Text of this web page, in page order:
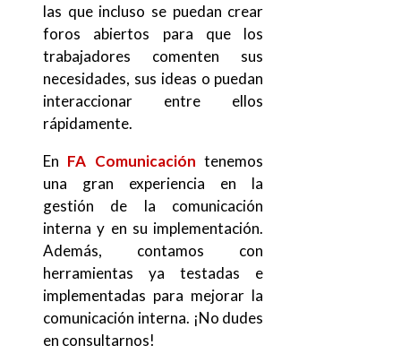
las que incluso se puedan crear
foros abiertos para que los
trabajadores comenten sus
necesidades, sus ideas o puedan
interaccionar entre ellos
rápidamente.
En FA Comunicación tenemos
una gran experiencia en la
gestión de la comunicación
interna y en su implementación.
Además, contamos con
herramientas ya testadas e
implementadas para mejorar la
comunicación interna. ¡No dudes
en consultarnos!